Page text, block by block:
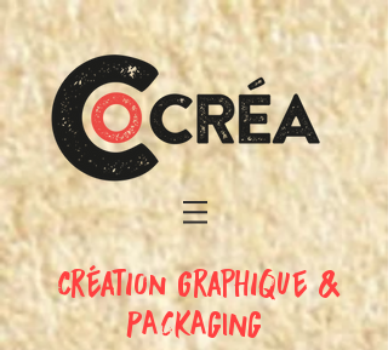
création graphique &
PACKAGING